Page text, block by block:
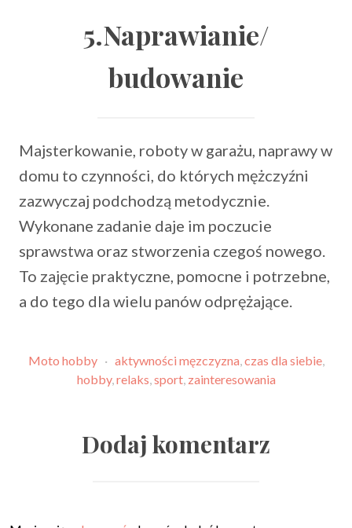
5.Naprawianie/
budowanie
Majsterkowanie, roboty w garażu, naprawy w
domu to czynności, do których mężczyźni
zazwyczaj podchodzą metodycznie.
Wykonane zadanie daje im poczucie
sprawstwa oraz stworzenia czegoś nowego.
To zajęcie praktyczne, pomocne i potrzebne,
a do tego dla wielu panów odprężające.
Moto hobby · aktywności męzczyzna,czas dla siebie,
hobby,relaks,sport, zainteresowania
Dodaj komentarz